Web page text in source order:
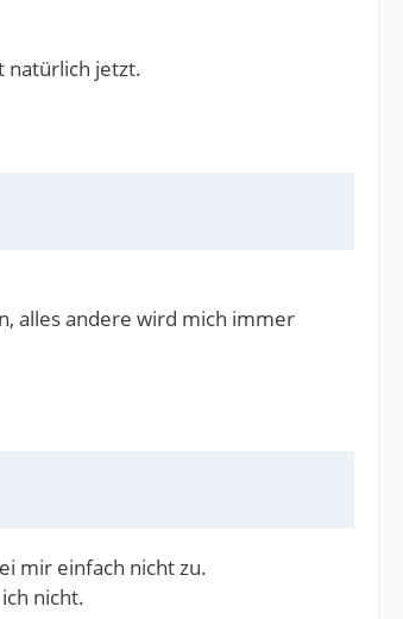
natürlich jetzt.
alles andere wird mich immer
mir einfach nicht zu.
nicht.